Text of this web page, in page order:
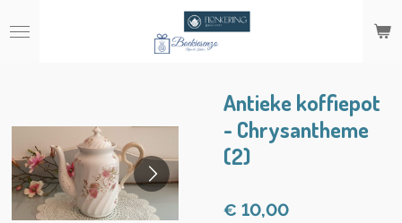
direct
Antieke koffiepot
- Chrysantheme
(2)
€ 10,00